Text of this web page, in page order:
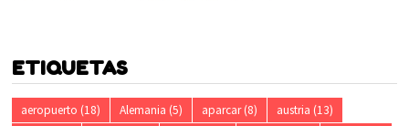
ETIQUETAS
aeropuerto (18) Alemania (5) aparcar(8) austria (13)